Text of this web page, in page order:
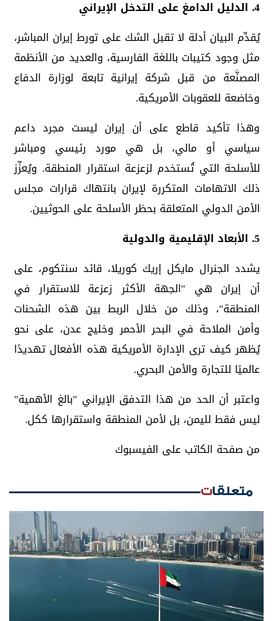
4. الدليل الدامغ على التدخل الإيراني
يُقدِّم البيان أدلة لا تقبل الشك على تورط إيران المباشر،
مثل وجود كتيبات باللغة الفارسية، والعديد من الأنظمة
المصنَّعة من قبل شركة إيرانية تابعة لوزارة الدفاع
وخاضعة للعقوبات الأمريكية.
وهذا تأكيد قاطع على أن إيران ليست مجرد داعم
سياسي أو مالي، بل هي مورد رئيسي ومباشر
للأسلحة التي تُستخدم لزعزعة استقرار المنطقة. ويُعزِّز
ذلك الاتهامات المتكررة لإيران بانتهاك قرارات مجلس
الأمن الدولي المتعلقة بحظر الأسلحة على الحوثيين.
5. الأبعاد الإقليمية والدولية
يشدد الجنرال مايكل إريك كوريلا، قائد سنتكوم، على
أن إيران هي "الجهة الأكثر زعزعة للاستقرار في
المنطقة"، وذلك من خلال الربط بين هذه الشحنات
وأمن الملاحة في البحر الأحمر وخليج عدن، على نحو
يُظهر كيف ترى الإدارة الأمريكية هذه الأفعال تهديدًا
عالميًا للتجارة والأمن البحري.
واعتبر أن الحد من هذا التدفق الإيراني "بالغ الأهمية"
ليس فقط لليمن، بل لأمن المنطقة واستقرارها ككل.
من صفحة الكاتب على الفيسبوك
متعلقات